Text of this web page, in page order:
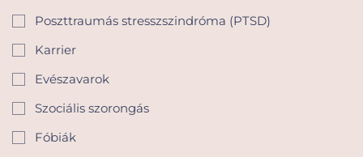
Poszttraumás stresszszindróma (PTSD)
Karrier
Evészavarok
Szociális szorongás
Fóbiák